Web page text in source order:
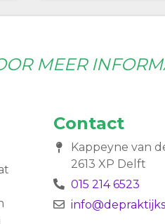
MEER
Contact
Kappeyne van
2613 XP Delft
015 214 6523